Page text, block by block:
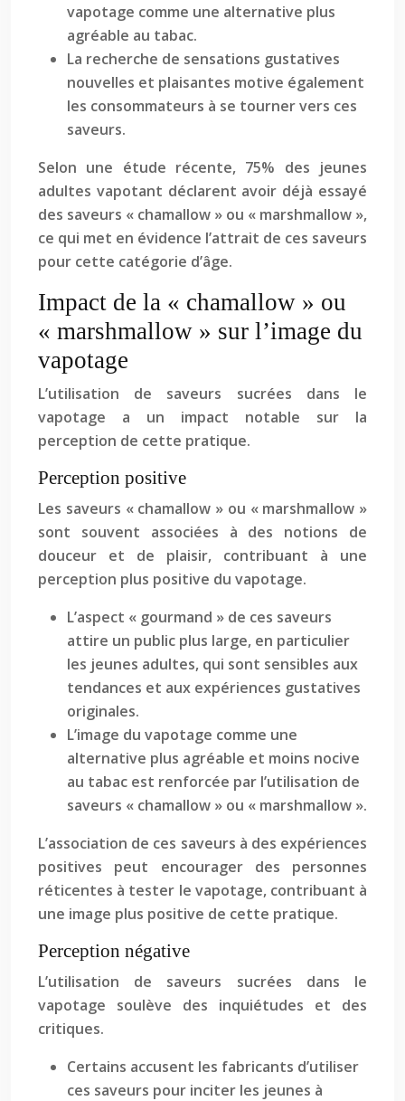
vapotage comme une alternative plus
agréable au tabac.
La recherche de sensations gustatives
nouvelles et plaisantes motive également
les consommateurs à se tourner vers ces
saveurs.
Selon une étude récente, 75% des jeunes
adultes vapotant déclarent avoir déjà essayé
des saveurs « chamallow » ou « marshmallow »,
ce qui met en évidence l’attrait de ces saveurs
pour cette catégorie d’âge.
Impact de la « chamallow » ou
« marshmallow » sur l’image du
vapotage
L’utilisation de saveurs sucrées dans le
vapotage a un impact notable sur la
perception de cette pratique.
Perception positive
Les saveurs « chamallow » ou « marshmallow »
sont souvent associées à des notions de
douceur et de plaisir, contribuant à une
perception plus positive du vapotage.
L’aspect « gourmand » de ces saveurs
attire un public plus large, en particulier
les jeunes adultes, qui sont sensibles aux
tendances et aux expériences gustatives
originales.
L’image du vapotage comme une
alternative plus agréable et moins nocive
au tabac est renforcée par l’utilisation de
saveurs « chamallow » ou « marshmallow ».
L’association de ces saveurs à des expériences
positives peut encourager des personnes
réticentes à tester le vapotage, contribuant à
une image plus positive de cette pratique.
Perception négative
L’utilisation de saveurs sucrées dans le
vapotage soulève des inquiétudes et des
critiques.
Certains accusent les fabricants d’utiliser
ces saveurs pour inciter les jeunes à